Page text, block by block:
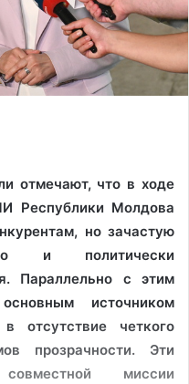
отмечают, что в ходе
Республики Молдова
но зачастую
и политически
Параллельно с этим
источником
отсутствие четкого
прозрачности. Эти
миссии